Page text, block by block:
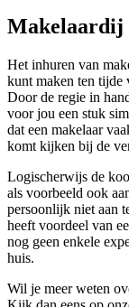
Makelaardij
Het inhuren van
kunt maken ten tijde
Door de regie in
voor jou een stuk
dat een makelaar
komt kijken bij de
Logischerwijs de
als voorbeeld ook
persoonlijk niet aan
heeft voordeel van
nog geen enkele
huis.
Wil je meer weten